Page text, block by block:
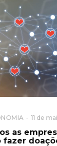
11 de
as
fazer